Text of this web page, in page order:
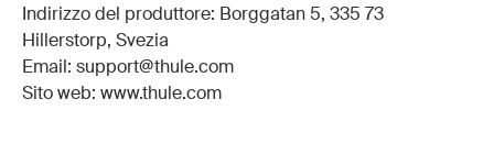
Indirizzo del produttore: Borggatan 5, 335 73
Hillerstorp, Svezia
Email: support@thule.com
Sito web: www.thule.com